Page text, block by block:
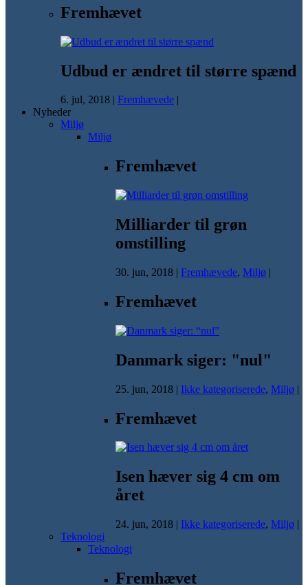
Fremhævet
Udbud er ændret til større spænd
6. jul, 2018 | Fremhævede |
Nyheder
Miljø
Miljø
Fremhævet
Milliarder til grøn
omstilling
30. jun, 2018 | Fremhævede, Miljø |
Fremhævet
Danmark siger: "nul"
25. jun, 2018 | Ikke kategoriserede, Miljø |
Fremhævet
Isen hæver sig 4 cm om
året
24. jun, 2018 | Ikke kategoriserede, Miljø |
Teknologi
Teknologi
Fremhævet